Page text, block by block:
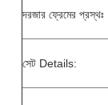
দরজার ফ্রেমের প্রস্থঃ
সেট Details: